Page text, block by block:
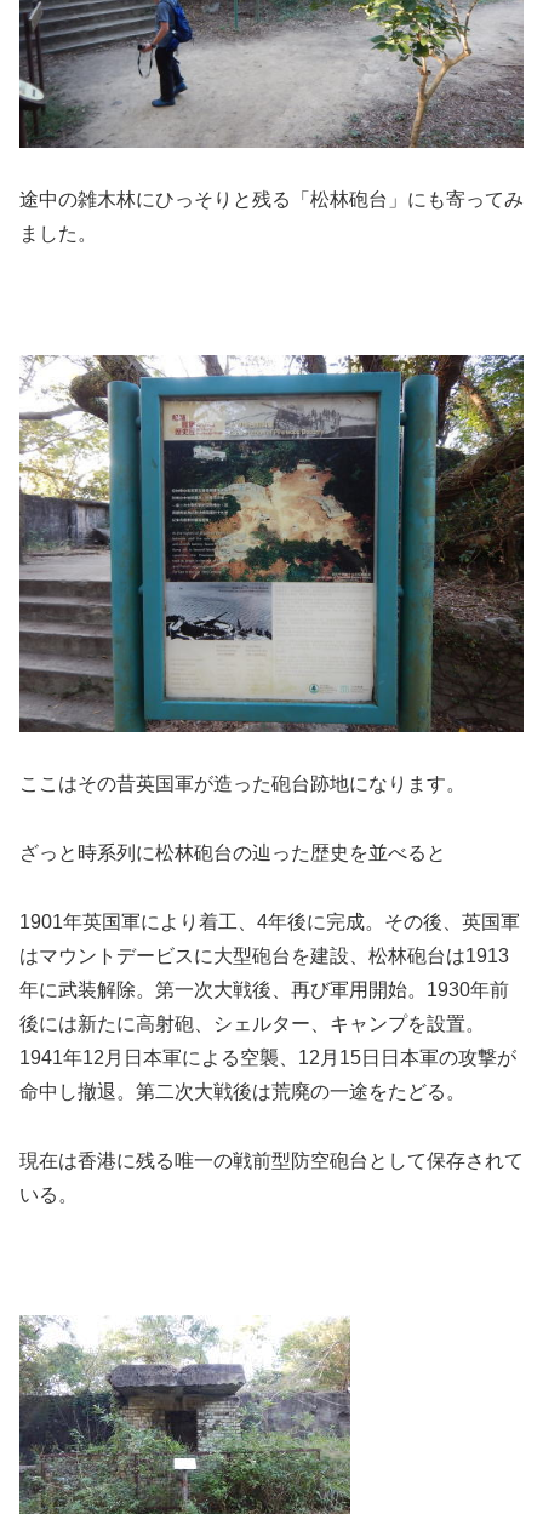
途中の雑木林にひっそりと残る「松林砲台」にも寄ってみ
ました。
ここはその昔英国軍が造った砲台跡地になります。
ざっと時系列に松林砲台の辿った歴史を並べると
1901年英国軍により着工、4年後に完成。その後、英国軍
はマウントデービスに大型砲台を建設、松林砲台は1913
年に武装解除。第一次大戦後、再び軍用開始。1930年前
後には新たに高射砲、シェルター、キャンプを設置。
1941年12月日本軍による空襲、12月15日日本軍の攻撃が
命中し撤退。第二次大戦後は荒廃の一途をたどる。
現在は香港に残る唯一の戦前型防空砲台として保存されて
いる。